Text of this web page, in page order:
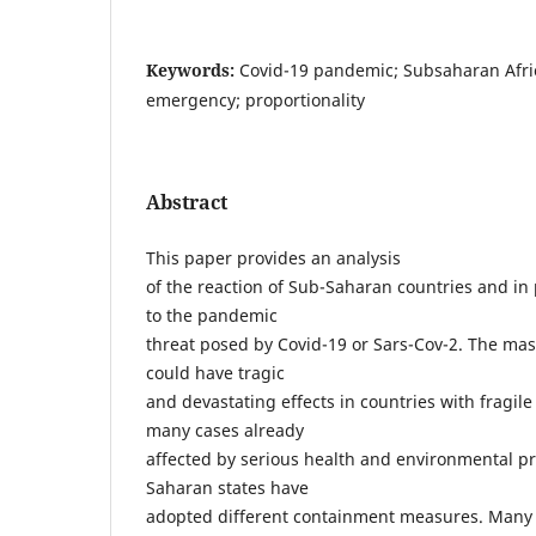
Keywords: Covid-19 pandemic; Subsaharan
emergency; proportionality
Abstract
This paper provides an analysis
of the reaction of Sub-Saharan countries and
to the pandemic
threat posed by Covid-19 or Sars-Cov-2. The
could have tragic
and devastating effects in countries with
many cases already
affected by serious health and environmental
Saharan states have
adopted different containment measures.